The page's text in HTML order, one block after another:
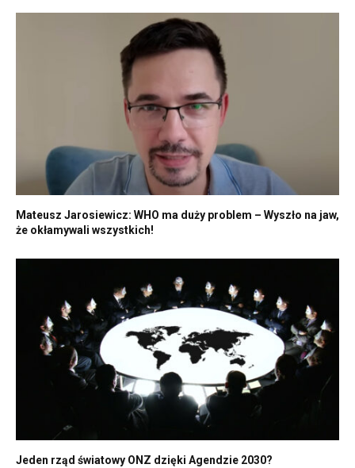
Mateusz Jarosiewicz: WHO ma duży problem – Wyszło na jaw,
że okłamywali wszystkich!
Jeden rząd światowy ONZ dzięki Agendzie 2030?